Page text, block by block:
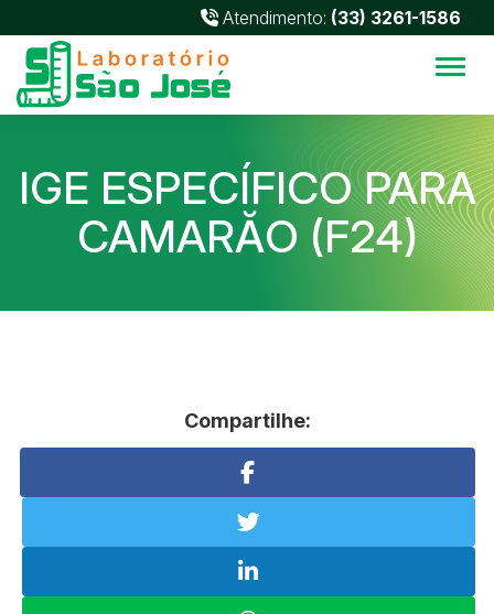
Atendimento: (33) 3261-1586
IGE ESPECÍFICO PARA
CAMARĂO (F24)
Compartilhe: